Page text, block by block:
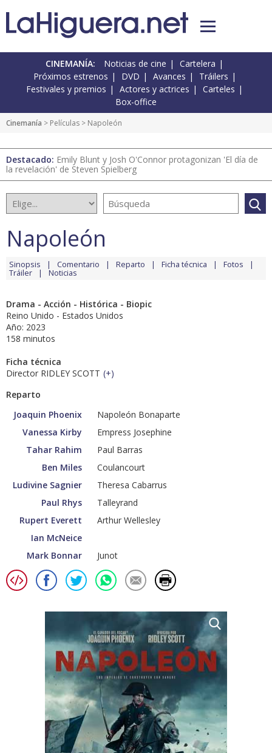
CINEMANÍA: Noticias de cine
Cartelera
Próximos estrenos
DVD Avances
Tráilers
Festivales y premios
Actores y actrices
Carteles
Box-office
Cinemanía > Películas > Napoleón
Destacado: Emily Blunt y Josh O'Connor protagonizan 'El día de
la revelación' de Steven Spielberg
Napoleón
Sinopsis Comentario Reparto Ficha técnica Fotos
Tráiler Noticias
Drama - Acción - Histórica - Biopic
Reino Unido - Estados Unidos
Año: 2023
158 minutos
Ficha técnica
Director RIDLEY SCOTT (+)
Reparto
Joaquin Phoenix
Napoleón Bonaparte
Vanessa Kirby
Empress Josephine
Tahar Rahim
Paul Barras
Ben Miles
Coulancourt
Ludivine Sagnier
Theresa Cabarrus
Paul Rhys
Talleyrand
Rupert Everett
Arthur Wellesley
Ian McNeice
Mark Bonnar
Junot